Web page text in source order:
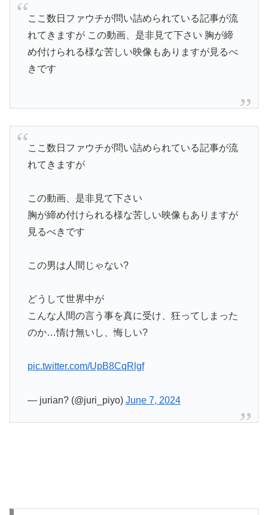
ここ数日ファウチが問い詰められている記事が流
れてきますが この動画、是非見て下さい 胸が締
め付けられる様な苦しい映像もありますが見るべ
きです
ここ数日ファウチが問い詰められている記事が流
れてきますが
この動画、是非見て下さい
胸が締め付けられる様な苦しい映像もありますが
見るべきです
この男は人間じゃない?
どうして世界中が
こんな人間の言う事を真に受け、狂ってしまった
のか…情け無いし、悔しい?
pic.twitter.com/UpB8CqRlgf
— jurian? (@juri_piyo) June 7, 2024